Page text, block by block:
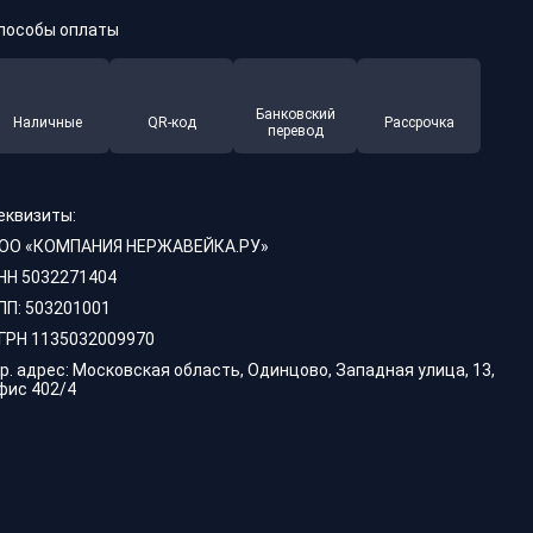
оплаты
Наличные QR-код
Банковский
перевод
Рассрочка
«КОМПАНИЯ НЕРЖАВЕЙКА.РУ»
5032271404
503201001
1135032009970
адрес: Московская область, Одинцово, Западная улица, 13,
402/4